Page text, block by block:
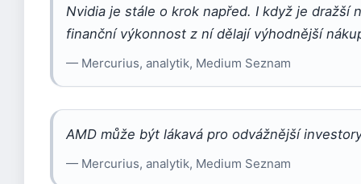
Nvidia je stále o krok napřed. I když je dražší
finanční výkonnost z ní dělají výhodnější
— Mercurius, analytik, Medium Seznam
AMD může být lákavá pro odvážnější
— Mercurius, analytik, Medium Seznam